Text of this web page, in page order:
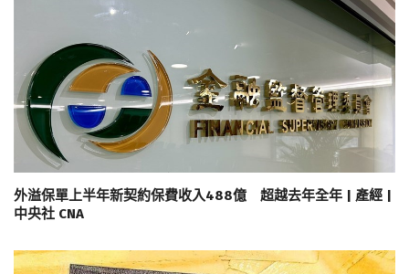
外溢保單上半年新契約保費收入488億 超越去年全年 | 產經 |
中央社 CNA